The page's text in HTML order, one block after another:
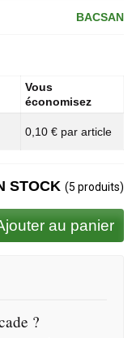
BACSAN
Vous
économisez
0,10 € par article
STOCK (5 produits)
au panier
?